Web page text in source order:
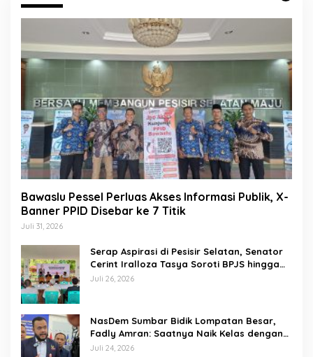
Bawaslu Pessel Perluas Akses Informasi Publik, X-
Banner PPID Disebar ke 7 Titik
Juli 31, 2026
Serap Aspirasi di Pesisir Selatan, Senator
Cerint Iralloza Tasya Soroti BPJS hingga
Kurikulum Merdeka
Juli 26, 2026
NasDem Sumbar Bidik Lompatan Besar,
Fadly Amran: Saatnya Naik Kelas dengan
Kader Berkualitas
Juli 24, 2026